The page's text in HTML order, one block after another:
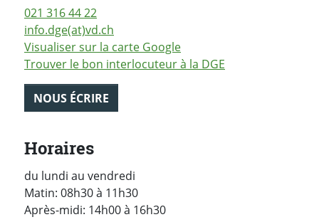
021 316 44 22
info.dge(at)vd.ch
Visualiser sur la carte Google
Trouver le bon interlocuteur à la DGE
NOUS ÉCRIRE
Horaires
du lundi au vendredi
Matin: 08h30 à 11h30
Après-midi: 14h00 à 16h30